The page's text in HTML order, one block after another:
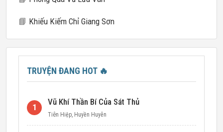
📘 Khiếu Kiếm Chỉ Giang Sơn
TRUYỆN ĐANG HOT 🔥
1
Vũ Khí Thần Bí Của Sát Thủ
Tiên Hiệp, Huyền Huyễn